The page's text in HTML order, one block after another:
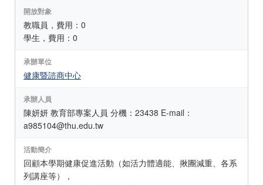
開放對象
教職員，費用：0
學生，費用：0
承辦單位
健康暨諮商中心
承辦人員
陳妍妍 教育部專案人員 分機：23438 E-mail：
a985104@thu.edu.tw
活動簡介
回顧本學期健康促進活動（如活力體適能、揪團減重、各系
列講座等），